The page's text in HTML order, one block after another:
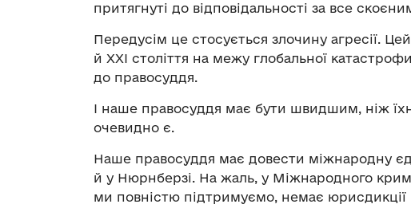
притягнуті до відповідальності за все
Передусім це стосується злочину агресії.
й ХХІ століття на межу глобальної
до правосуддя.
І наше правосуддя має бути швидшим, ніж
очевидно є.
Наше правосуддя має довести міжнародну
й у Нюрнберзі. На жаль, у Міжнародного
ми повністю підтримуємо, немає юрисдикції